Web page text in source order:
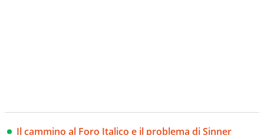
Il cammino al Foro Italico e il problema di Sinner